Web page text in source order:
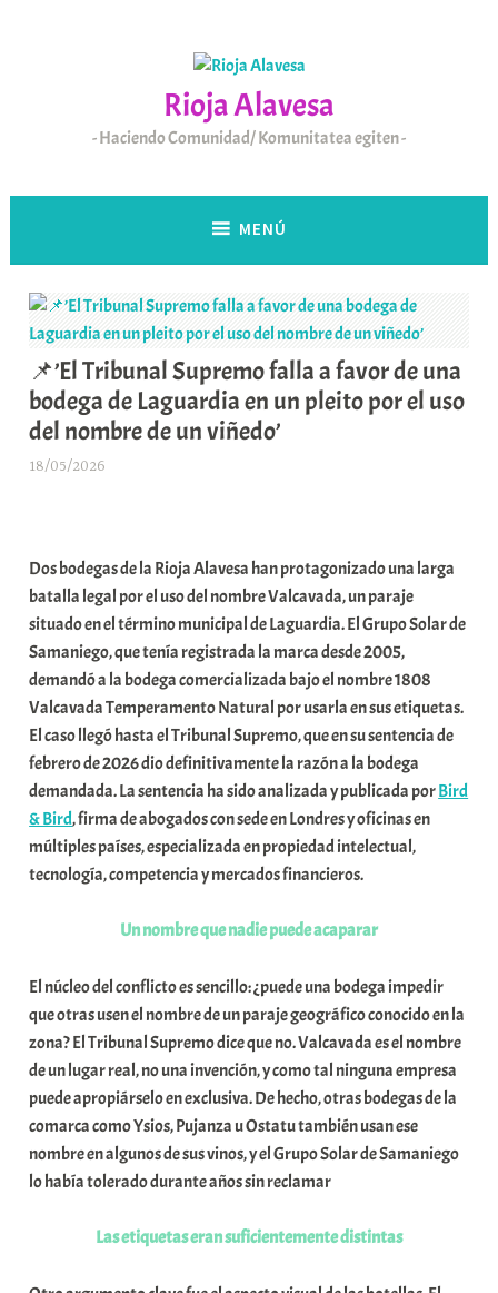
Rioja Alavesa
Haciendo Comunidad/ Komunitatea egiten
MENÚ
📌’El Tribunal Supremo falla a favor de una
bodega de Laguardia en un pleito por el uso
del nombre de un viñedo’
18/05/2026
a
r
E
r
r
i
o
x
a
K
o
m
n
t
a
t
e
a
Dos bodegas de la Rioja Alavesa han protagonizado una larga
batalla legal por el uso del nombre Valcavada, un paraje
situado en el término municipal de Laguardia. El Grupo Solar de
Samaniego, que tenía registrada la marca desde 2005,
demandó a la bodega comercializada bajo el nombre 1808
Valcavada Temperamento Natural por usarla en sus etiquetas.
El caso llegó hasta el Tribunal Supremo, que en su sentencia de
febrero de 2026 dio definitivamente la razón a la bodega
demandada. La sentencia ha sido analizada y publicada porBird
& Bird, firma de abogados con sede en Londres y oficinas en
múltiples países, especializada en propiedad intelectual,
tecnología, competencia y mercados financieros.
Un nombre que nadie puede acaparar
El núcleo del conflicto es sencillo: ¿puede una bodega impedir
que otras usen el nombre de un paraje geográfico conocido en la
zona? El Tribunal Supremo dice que no. Valcavada es el nombre
de un lugar real, no una invención, y como tal ninguna empresa
puede apropiárselo en exclusiva. De hecho, otras bodegas de la
comarca como Ysios, Pujanza u Ostatu también usan ese
nombre en algunos de sus vinos, y el Grupo Solar de Samaniego
lo había tolerado durante años sin reclamar
Las etiquetas eran suficientementedistintas